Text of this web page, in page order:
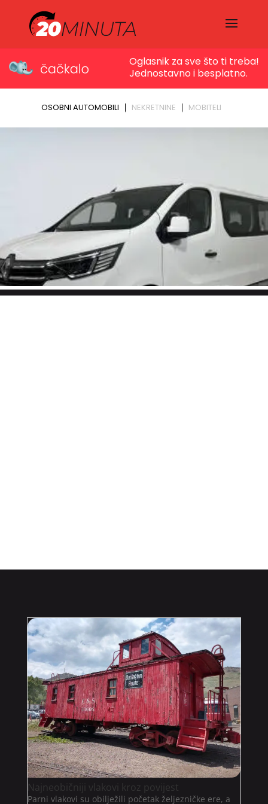
Najneobičniji vlakovi kroz povijest
Parni vlakovi su obilježili početak željezničke ere, a